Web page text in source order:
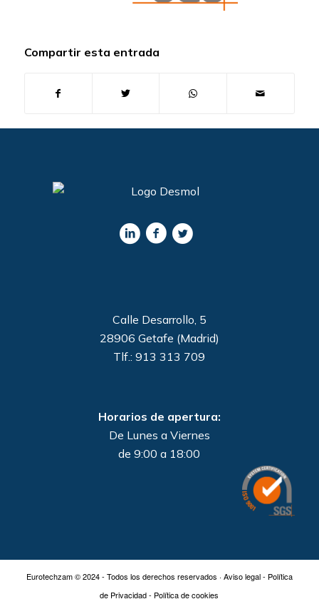
Compartir esta entrada
Calle Desarrollo, 5
28906 Getafe (Madrid)
Tlf.: 913 313 709
Horarios de apertura:
De Lunes a Viernes
de 9:00 a 18:00
Eurotechzam © 2024 - Todos los derechos reservados · Aviso legal- Política
de Privacidad- Política de cookies